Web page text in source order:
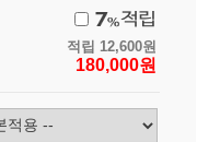
적립 12,600원
180,000원